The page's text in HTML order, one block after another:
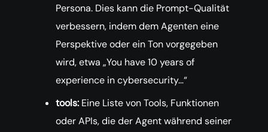
Persona. Dies kann die Prompt-Qualität
verbessern, indem dem Agenten eine
Perspektive oder ein Ton vorgegeben
wird, etwa „You have 10 years of
experience in cybersecurity…“
tools: Eine Liste von Tools, Funktionen
oder APIs, die der Agent während seiner